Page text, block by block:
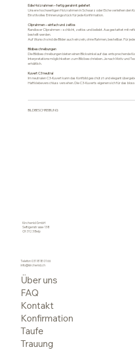
Edle Holzrahmen – fertig gerahmt geliefert
Unsere hochwertigen Holzrahmen in Schwarz oder Eiche verleihen den
Ein stilvolles Erinnerungsstück für jede Konfirmation.
Cliprahmen – einfach und zeitlos
Randloser Cliprahmen – schlicht, zeitlos und beliebt. Ausgestattet mit
bestellt werden.
Auf Wunsch sind die Bilder auch einzeln, ohne Rahmen, bestellbar. Für
Bildbeschreibungen
Die Bildbeschreibungen bieten einen Blickwinkel auf das entsprechende
Interpretationsmöglichkeiten zum Bild beschrieben. Je nach Motiv und
erhältlich.
Kuvert C3 neutral
Im neutralen C3-Kuvert kann das Konfbild geschützt und elegant
Haftklebeverschluss versehen. Die C3-Kuverts eigenen sich für das
BILDBESCHREIBUNG
Kirchenid GmbH
Seftigenstrasse 138
CH 3123 Belp
Telefon031 818 01 66
info@kirchenid.ch
Über uns
FAQ
Kontakt
Konfirmation
Taufe
Trauung